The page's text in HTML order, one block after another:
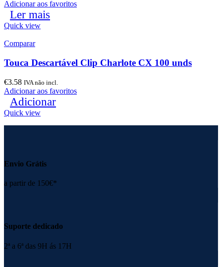
Adicionar aos favoritos
Ler mais
Quick view
Comparar
Touca Descartável Clip Charlote CX 100 unds
€3.58 IVA não incl.
Adicionar aos favoritos
Adicionar
Quick view
Envio Grátis
a partir de 150€*
Suporte dedicado
2ª a 6ª das 9H ás 17H